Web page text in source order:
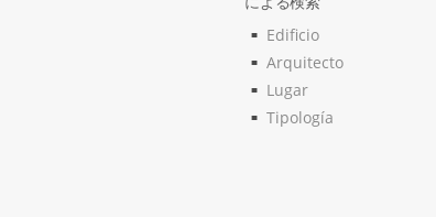
Edificio
Arquitecto
Lugar
Tipología